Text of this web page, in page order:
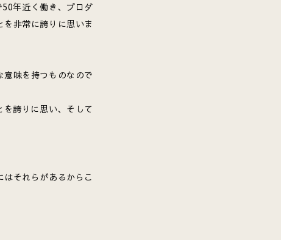
年近く働き、プロダ
非常に誇りに思いま
味を持つものなので
誇りに思い、そして
それらがあるからこ